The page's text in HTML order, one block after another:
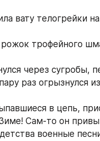
вату телогрейки
трофейного
через сугробы,
раз огрызнулся
в цепь,
Сам-то он
военные